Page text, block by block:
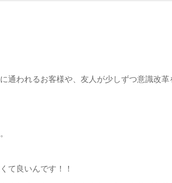
通われるお客様や、友人が少しずつ意識改
て良いんです！！